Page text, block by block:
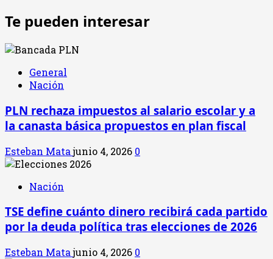
Te pueden interesar
General
Nación
PLN rechaza impuestos al salario escolar y a
la canasta básica propuestos en plan fiscal
Esteban Matajunio 4, 2026 0
Nación
TSE define cuánto dinero recibirá cada partido
por la deuda política tras elecciones de 2026
Esteban Matajunio 4, 2026 0